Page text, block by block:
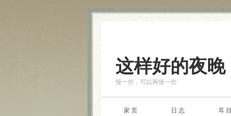
这样好的夜晚
慢一些，可以再慢一些
家 页 日 志 耳 目